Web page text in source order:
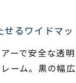
せるワイドマッ
ーで安全な透
ーム。黒の幅